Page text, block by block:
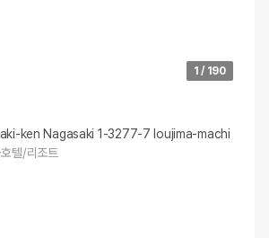
1 / 190
ken Nagasaki 1-3277-7 Ioujima-machi
호텔/리조트